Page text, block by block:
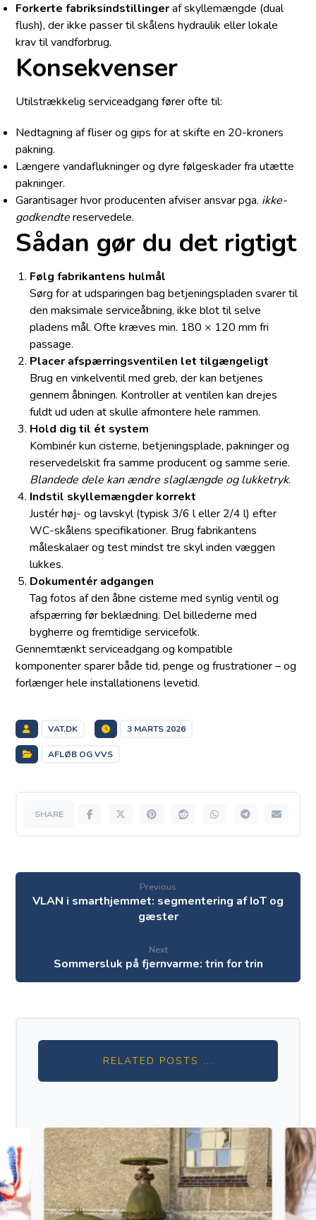
Forkerte fabriksindstillingeraf skyllemængde (dual
flush), der ikke passer til skålens hydraulik eller lokale
krav til vandforbrug.
Konsekvenser
Utilstrækkelig serviceadgang fører ofte til:
Nedtagning af fliser og gips for at skifte en 20-kroners
pakning.
Længere vandaflukninger og dyre følge­skader fra utætte
pakninger.
Garantisager hvor producenten afviser ansvar pga. ikke-
godkendtereservedele.
Sådan gør du det rigtigt
Følg fabrikantens hulmål
Sørg for at udsparingen bag betjeningspladen svarer til
den maksimale serviceåbning, ikke blot til selve
pladens mål. Ofte kræves min. 180 × 120 mm fri
passage.
Placer afspærringsventilen let tilgængeligt
Brug en vinkelventil med greb, der kan betjenes
gennem åbningen. Kontroller at ventilen kan drejes
fuldt ud uden at skulle afmontere hele rammen.
Hold dig til ét system
Kombinér kun cisterne, betjeningsplade, pakninger og
reservedelskit fra samme producent og samme serie.
Blandede dele kan ændre slaglængde og lukketryk.
Indstil skyllemængder korrekt
Justér høj- og lavskyl (typisk 3/6 l eller 2/4 l) efter
WC-skålens specifikationer. Brug fabrikantens
måleskalaer og test mindst tre skyl inden væggen
lukkes.
Dokumentér adgangen
Tag fotos af den åbne cisterne med synlig ventil og
afspærring før beklædning. Del billederne med
bygherre og fremtidige servicefolk.
Gennemtænkt serviceadgang og kompatible
komponenter sparer både tid, penge og frustrationer – og
forlænger hele installationens levetid.
VAT.DK 3 MARTS 2026
AFLØB OG VVS
Previous
VLAN i smarthjemmet: segmentering af IoT og
gæster
Next
Sommersluk på fjernvarme: trin for trin
RELATED POSTS ...